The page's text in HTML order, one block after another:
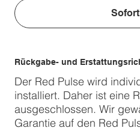
Rückgabe- und
Der Red Pulse wird
installiert. Daher ist eine
ausgeschlossen. Wir
Garantie auf den Red